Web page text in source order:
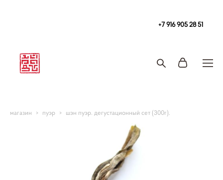
+7 916 905 28 51
магазин > пуэр > шэн пуэр. дегустационный сет (300г).